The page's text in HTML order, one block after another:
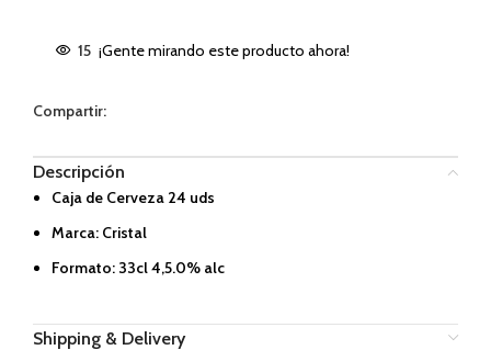
15 ¡Gente mirando este producto ahora!
Compartir:
Descripción
Caja de Cerveza 24 uds
Marca: Cristal
Formato: 33cl 4,5.0% alc
Shipping & Delivery